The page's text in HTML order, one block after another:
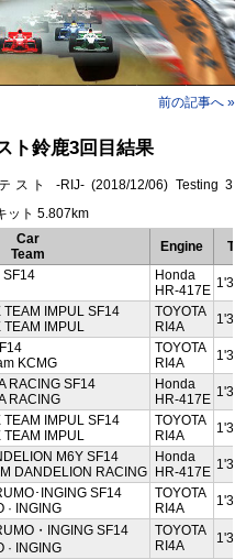
前の記事へ »
ト鈴鹿3回目結果
ト -RIJ- (2018/12/06) Testing 3
ット 5.807km
Car
Team
Engine
SF14
Honda
HR-417E
TEAM IMPUL SF14
IMPUL
TOYOTA
RI4A
KCMG
TOYOTA
RI4A
RACING SF14
RACING
Honda
HR-417E
TEAM IMPUL SF14
IMPUL
TOYOTA
RI4A
M6Y SF14
DANDELION RACING
Honda
HR-417E
･INGING SF14
· INGING
TOYOTA
RI4A
・INGING SF14
· INGING
TOYOTA
RI4A